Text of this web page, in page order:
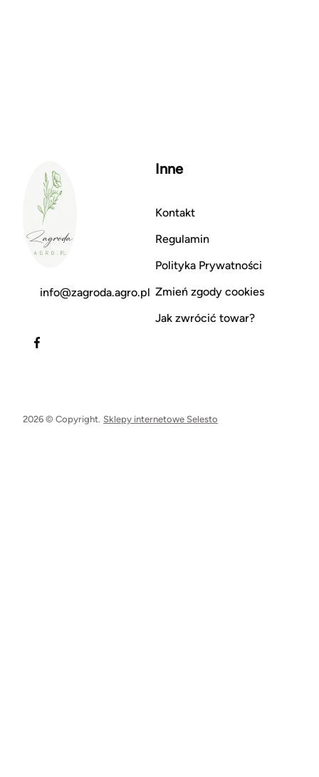
info@zagroda.agro.pl
Inne
Kontakt
Regulamin
Polityka Prywatności
Zmień zgody cookies
Jak zwrócić towar?
2026 © Copyright. Sklepy internetowe Selesto